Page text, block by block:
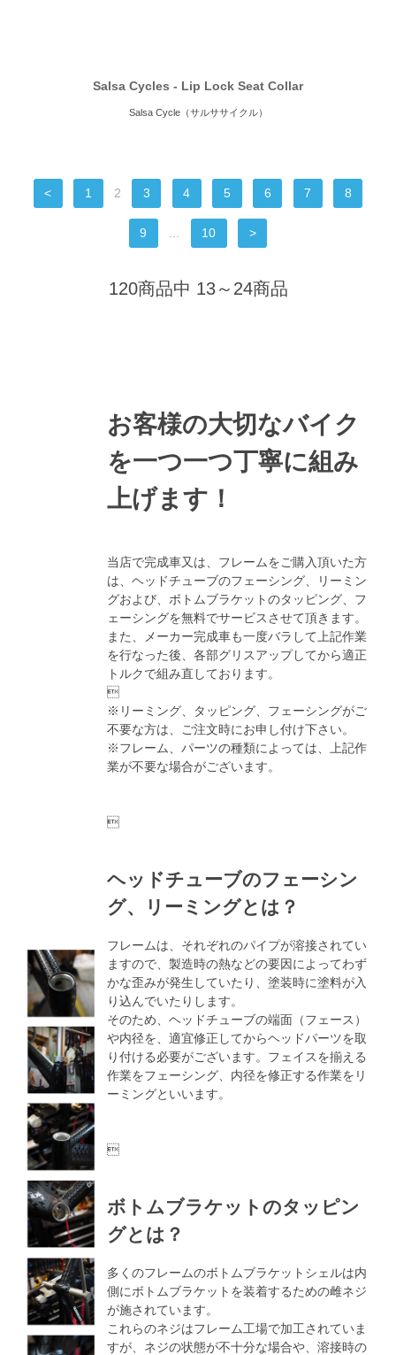
Salsa Cycles - Lip Lock Seat Collar
Salsa Cycle（サルササイクル）
< 1 2 3 4 5 6 7 8
9 ... 10 >
120商品中 13～24商品
お客様の大切なバイク
を一つ一つ丁寧に組み
上げます！
当店で完成車又は、フレームをご購入頂いた方
は、ヘッドチューブのフェーシング、リーミン
グおよび、ボトムブラケットのタッピング、フ
ェーシングを無料でサービスさせて頂きます。
また、メーカー完成車も一度バラして上記作業
を行なった後、各部グリスアップしてから適正
トルクで組み直しております。

※リーミング、タッピング、フェーシングがご
不要な方は、ご注文時にお申し付け下さい。
※フレーム、パーツの種類によっては、上記作
業が不要な場合がございます。

ヘッドチューブのフェーシン
グ、リーミングとは？
フレームは、それぞれのパイプが溶接されてい
ますので、製造時の熱などの要因によってわず
かな歪みが発生していたり、塗装時に塗料が入
り込んでいたりします。
そのため、ヘッドチューブの端面（フェース）
や内径を、適宜修正してからヘッドパーツを取
り付ける必要がございます。フェイスを揃える
作業をフェーシング、内径を修正する作業をリ
ーミングといいます。

ボトムブラケットのタッピン
グとは？
多くのフレームのボトムブラケットシェルは内
側にボトムブラケットを装着するための雌ネジ
が施されています。
これらのネジはフレーム工場で加工されていま
すが、ネジの状態が不十分な場合や、溶接時の